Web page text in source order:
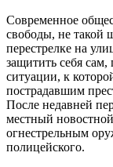
Современное
свободы, не такой
перестрелке на
защитить себя
ситуации, к
пострадавшим
После недавней
местный
огнестрельным
полицейского.